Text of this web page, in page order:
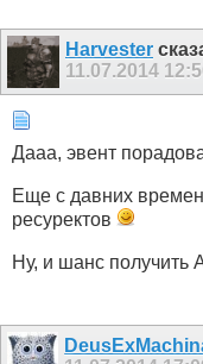
Harvester
11.07.2014
Дааа, эвент
Еще с давних времен
ресуректов
Ну, и шанс получить